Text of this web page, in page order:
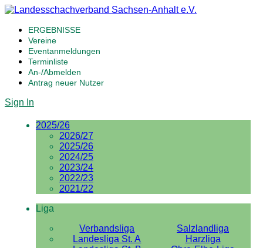
ERGEBNISSE
Vereine
Eventanmeldungen
Terminliste
An-/Abmelden
Antrag neuer Nutzer
Sign In
2025/26
2026/27
2025/26
2024/25
2023/24
2022/23
2021/22
Liga
Verbandsliga
Salzlandliga
Landesliga St. A
Harzliga